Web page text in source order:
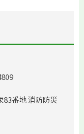
83番地 消防防災